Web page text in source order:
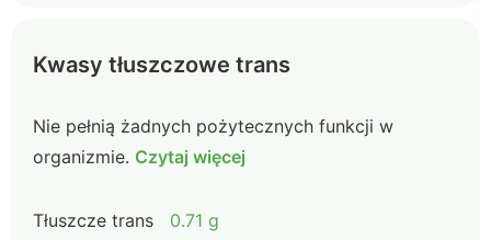
Kwasy tłuszczowe trans
Nie pełnią żadnych pożytecznych funkcji w
organizmie. Czytaj więcej
Tłuszcze trans 0.71 g